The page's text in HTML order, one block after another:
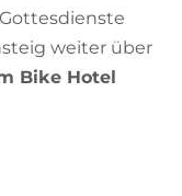
weiter über
Bike Hotel